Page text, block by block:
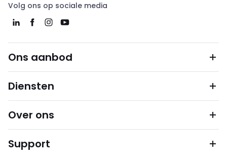
Volg ons op sociale media
Ons aanbod
Diensten
Over ons
Support